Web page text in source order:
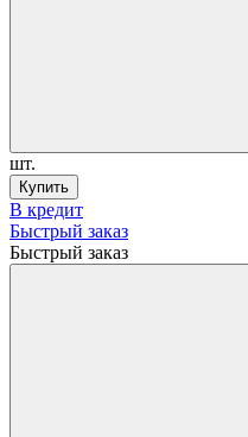
шт.
Купить
В кредит
Быстрый заказ
Быстрый заказ